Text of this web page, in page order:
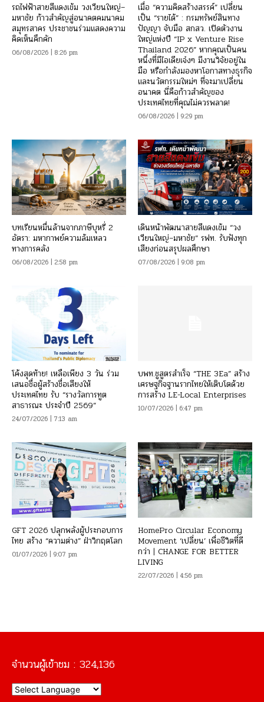
รถไฟฟ้าสายสีแดงเข้ม วงเวียนใหญ่–
มหาชัย ก้าวสำคัญสู่อนาคตคมนาคม
สมุทรสาคร ประชาชนร่วมแสดงความ
คิดเห็นคึกคัก
06/08/2026 | 8:26 pm
เมื่อ “ความคิดสร้างสรรค์” เปลี่ยน
เป็น “รายได้” : กรมทรัพย์สินทาง
ปัญญา จับมือ สกสว. เปิดตัวงาน
ใหญ่แห่งปี “IP x Venture Rise
Thailand 2026” หากคุณเป็นคน
หนึ่งที่มีไอเดียเจ๋งๆ มีงานวิจัยอยู่ใน
มือ หรือกำลังมองหาโอกาสทางธุรกิจ
และนวัตกรรมใหม่ๆ ที่จะมาเปลี่ยน
อนาคต นี่คือก้าวสำคัญของ
ประเทศไทยที่คุณไม่ควรพลาด!
06/08/2026 | 9:29 pm
บทเรียนหมื่นล้านจากภาษีบุหรี่ 2
อัตรา: มหากาพย์ความล้มเหลว
ทางการคลัง
06/08/2026 | 2:58 pm
เดินหน้าพัฒนาสายสีแดงเข้ม “วง
เวียนใหญ่–มหาชัย” รฟท. รับฟังทุก
เสียงก่อนสรุปผลศึกษา
07/08/2026 | 9:08 pm
โค้งสุดท้าย! เหลือเพียง 3 วัน ร่วม
เสนอชื่อผู้สร้างชื่อเสียงให้
ประเทศไทย รับ “รางวัลการทูต
สาธารณะ ประจำปี 2569”
24/07/2026 | 7:13 am
บพท.ชูสูตรสำเร็จ “THE 3Ea” สร้าง
เศรษฐกิจฐานรากไทยให้เติบโตด้วย
การสร้าง LE-Local Enterprises
10/07/2026 | 6:47 pm
GFT 2026 ปลุกพลังผู้ประกอบการ
ไทย สร้าง “ความต่าง” ฝ่าวิกฤตโลก
01/07/2026 | 9:07 pm
HomePro Circular Economy
Movement ‘เปลี่ยน’ เพื่อชีวิตที่ดี
กว่า | CHANGE FOR BETTER
LIVING
22/07/2026 | 4:56 pm
จำนวนผู้เข้าชม : 324,136